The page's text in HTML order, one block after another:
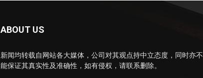
ABOUT US
新闻均转载自网站各大媒体，公司对其观点持中立态度，同时亦不
能保证其真实性及准确性，如有侵权，请联系删除。